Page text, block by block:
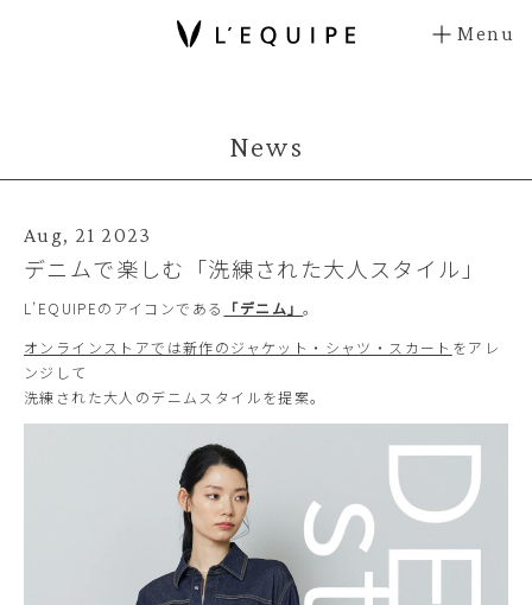
Menu
News
Aug, 21 2023
デニムで楽しむ「洗練された大人スタイル」
L’EQUIPEのアイコンである 「デニム」。
オンラインストアでは新作のジャケット・シャツ・スカート をアレ
ンジして
洗練された大人のデニムスタイルを提案。